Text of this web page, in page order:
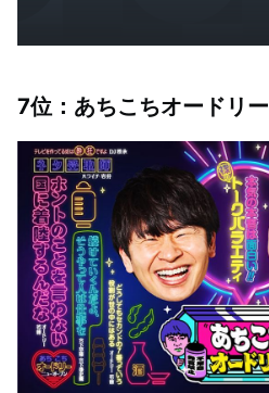
7位：あちこちオードリー